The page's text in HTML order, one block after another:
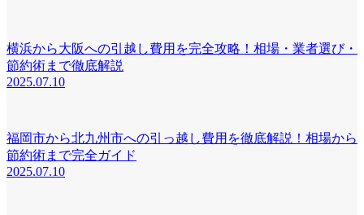
横浜から大阪への引越し費用を完全攻略！相場・業者選び・
節約術まで徹底解説
2025.07.10
福岡市から北九州市への引っ越し費用を徹底解説！相場から
節約術まで完全ガイド
2025.07.10